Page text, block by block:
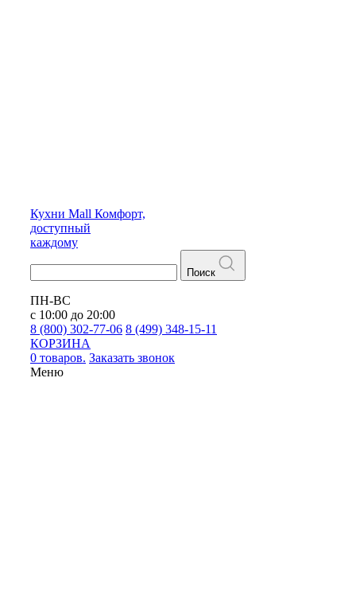
Кухни Mall Комфорт,
доступный
каждому
Поиск
ПН-ВС
с 10:00 до 20:00
8 (800) 302-77-06 8 (499) 348-15-11
КОРЗИНА
0 товаров. Заказать звонок
Меню